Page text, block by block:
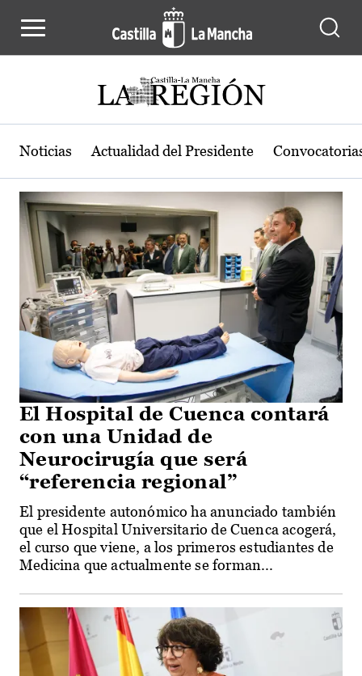
Actualidad de la región de Castilla-
Noticias Actualidad del Presidente
El Hospital de Cuenca contará
con una Unidad de
Neurocirugía que será
“referencia regional”
El presidente autonómico ha anunciado también
que el Hospital Universitario de Cuenca acogerá,
el curso que viene, a los primeros estudiantes de
Medicina que actualmente se forman...